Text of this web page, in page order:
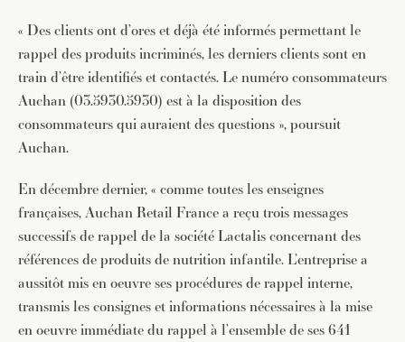
« Des clients ont d’ores et déjà été informés permettant le
rappel des produits incriminés, les derniers clients sont en
train d’être identifiés et contactés. Le numéro consommateurs
Auchan (03.5930.5930) est à la disposition des
consommateurs qui auraient des questions », poursuit
Auchan.
En décembre dernier, « comme toutes les enseignes
françaises, Auchan Retail France a reçu trois messages
successifs de rappel de la société Lactalis concernant des
références de produits de nutrition infantile. L’entreprise a
aussitôt mis en oeuvre ses procédures de rappel interne,
transmis les consignes et informations nécessaires à la mise
en oeuvre immédiate du rappel à l’ensemble de ses 641